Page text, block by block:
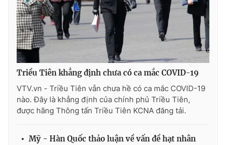
THỜI BÁO VTV
Theo dõi báo trên
Cơ quan báo chí: Thời báo VTV
Triều Tiên khẳng định chưa có ca mắc COVID-19
VTV.vn - Triều Tiên vẫn chưa hề có ca mắc COVID-19
nào. Đây là khẳng định của chính phủ Triều Tiên,
được hãng Thông tấn Triều Tiên KCNA đăng tải.
Mỹ - Hàn Quốc thảo luận về vấn đề hạt nhân